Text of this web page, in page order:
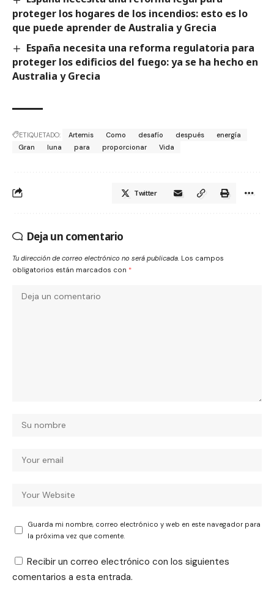
proteger los hogares de los incendios: esto es lo
que puede aprender de Australia y Grecia
España necesita una reforma regulatoria para
proteger los edificios del fuego: ya se ha hecho en
Australia y Grecia
ETIQUETADO: Artemis Como desafío después
energía
Gran
luna para proporcionar Vida
Twitter
Deja un comentario
Tu dirección de correo electrónico no será publicada. Los campos
obligatorios están marcados con *
Guarda mi nombre, correo electrónico y web en este navegador para
la próxima vez que comente.
Recibir un correo electrónico con los siguientes
comentarios a esta entrada.